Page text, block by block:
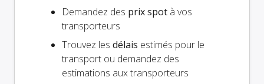
Demandez des prix spot à vos
transporteurs
Trouvez les délais estimés pour le
transport ou demandez des
estimations aux transporteurs